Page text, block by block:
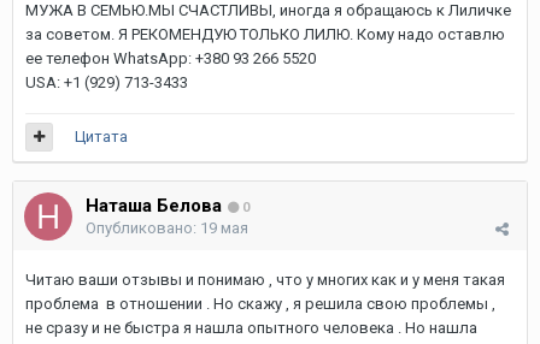
МУЖА В СЕМЬЮ.МЫ СЧАСТЛИВЫ, иногда я обращаюсь к Лиличке
за советом. Я РЕКОМЕНДУЮ ТОЛЬКО ЛИЛЮ. Кому надо оставлю
ее телефон WhatsApp: +380 93 266 5520
USA: +1 (929) 713-3433
Цитата
Наташа Белова 0
Опубликовано: 19 мая
Читаю ваши отзывы и понимаю , что у многих как и у меня такая
проблема в отношении . Но скажу , я решила свою проблемы ,
не сразу и не быстра я нашла опытного человека . Но нашла